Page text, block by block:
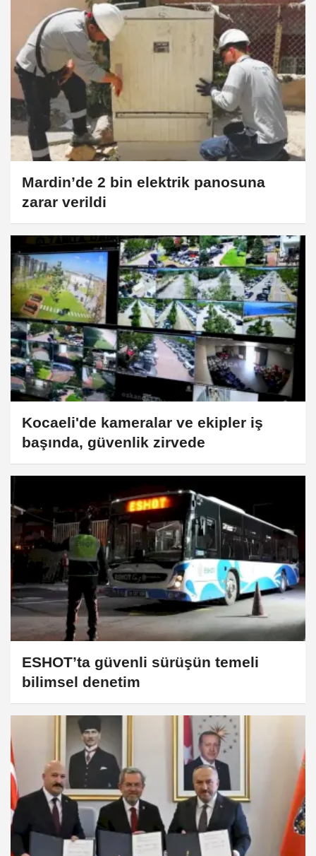
Mardin’de 2 bin elektrik panosuna
zarar verildi
Kocaeli'de kameralar ve ekipler iş
başında, güvenlik zirvede
ESHOT’ta güvenli sürüşün temeli
bilimsel denetim